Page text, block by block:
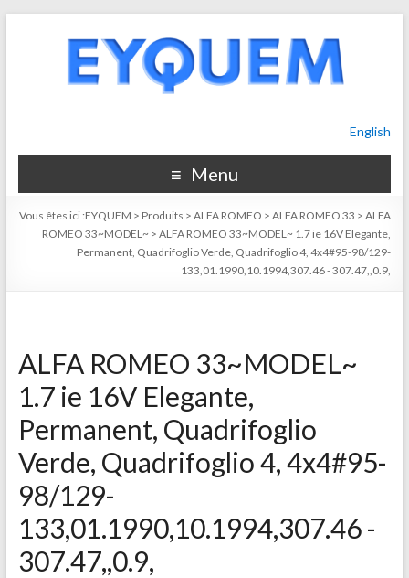
English
Menu
Vous êtes ici :EYQUEM > Produits >ALFA ROMEO >ALFA ROMEO 33 >ALFA
ROMEO 33~MODEL~ >ALFA ROMEO 33~MODEL~ 1.7 ie 16V Elegante,
Permanent, Quadrifoglio Verde, Quadrifoglio 4, 4x4#95-98/129-
133,01.1990,10.1994,307.46 - 307.47,,0.9,
ALFA ROMEO 33~MODEL~
1.7 ie 16V Elegante,
Permanent, Quadrifoglio
Verde, Quadrifoglio 4, 4x4#95-
98/129-
133,01.1990,10.1994,307.46 -
307.47,,0.9,